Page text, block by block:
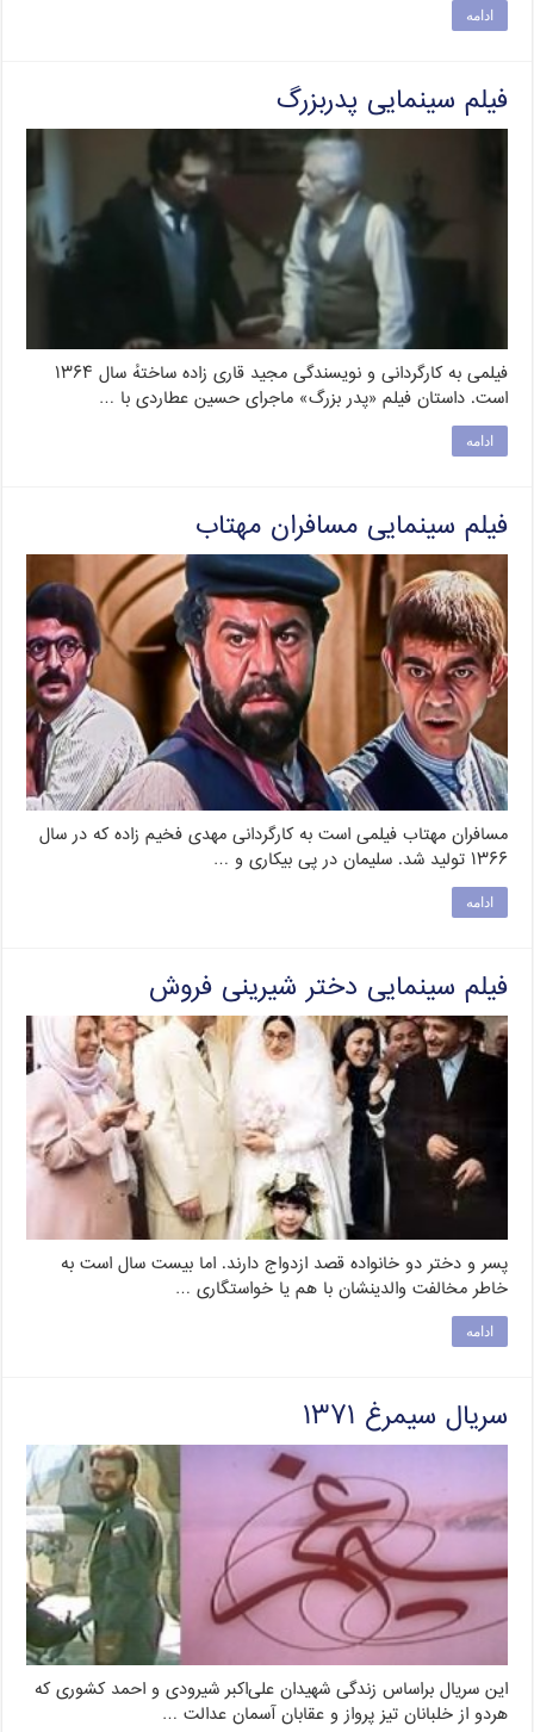
ادامه
فیلم سینمایی پدربزرگ
فیلمی به کارگردانی و نویسندگی مجید قاری زاده ساختهٔ سال ۱۳۶۴
است. داستان فیلم «پدر بزرگ» ماجرای حسین عطاردی با …
ادامه
فیلم سینمایی مسافران مهتاب
مسافران مهتاب فیلمی است به کارگردانی مهدی فخیم زاده که در سال
۱۳۶۶ تولید شد. سلیمان در پی بیکاری و …
ادامه
فیلم سینمایی دختر شیرینی فروش
پسر و دختر دو خانواده قصد ازدواج دارند. اما بیست سال است به
خاطر مخالفت والدینشان با هم یا خواستگاری …
ادامه
سریال سیمرغ ۱۳۷۱
این سریال براساس زندگی شهیدان علی‌اکبر شیرودی و احمد کشوری که
هردو از خلبانان تیز پرواز و عقابان آسمان عدالت …